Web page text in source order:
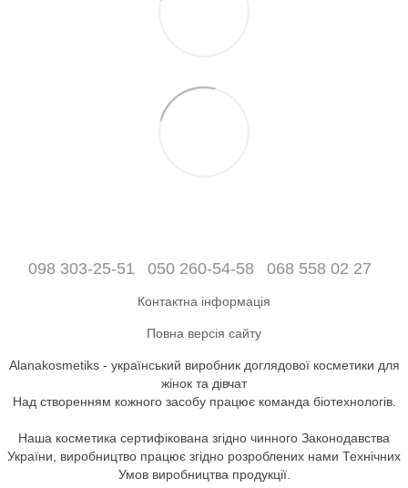
098 303-25-51 050 260-54-58 068 558 02 27
Контактна інформація
Повна версія сайту
Alanakosmetiks - український виробник доглядової косметики для
жінок та дівчат
Над створенням кожного засобу працює команда біотехнологів.
Наша косметика сертифікована згідно чинного Законодавства
України, виробництво працює згідно розроблених нами Технічних
Умов виробництва продукції.